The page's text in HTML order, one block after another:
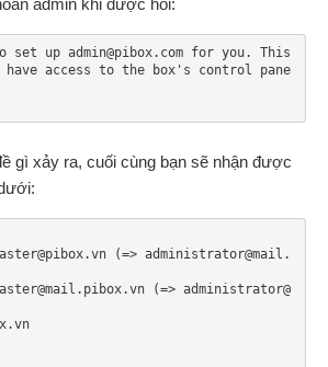
admin khi được hỏi:
set up admin@pibox.com for you. This
access to the box's control pane
gì xảy ra, cuối cùng bạn sẽ nhận được
(=> administrator@mail.
(=> administrator@